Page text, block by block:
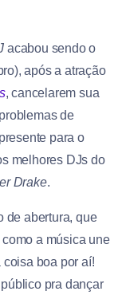
acabou sendo o
após a atração
, cancelarem sua
de
para o
melhores DJs do
Drake.
de abertura, que
a música une
boa por aí!
pra dançar